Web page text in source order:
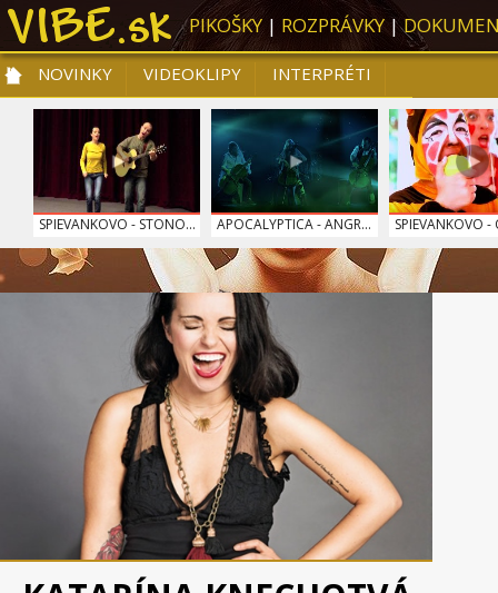
PIKOŠKY| ROZPRÁVKY|
NOVINKY
NOVINKY VIDEOKLIPY
INTERPRÉTI
SLOVENSKÁ HUDBA TOP 10
SPIEVANKOVO - STONO... APOCALYPTICA - ANGR... SPIEVANKOVO -
DOMINIKA MIRGOVÁ - ... KONTRAFAKT - KEĎ JA...
KATY PERRY - THIS I... HALLELUJAH LINDSEY ...